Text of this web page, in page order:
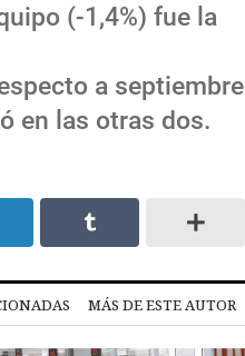
(-1,4%) fue la
a septiembre
en las otras dos.
MÁS DE ESTE AUTOR